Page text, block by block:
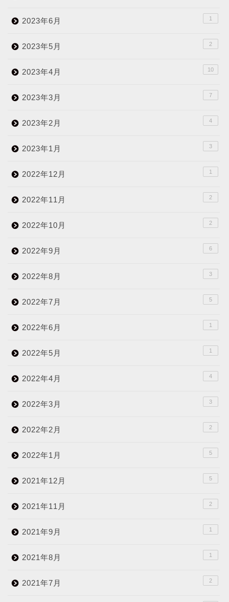
2023年6月 1
2023年5月 2
2023年4月 10
2023年3月 7
2023年2月 4
2023年1月 3
2022年12月 1
2022年11月 2
2022年10月 2
2022年9月 6
2022年8月 3
2022年7月 5
2022年6月 1
2022年5月 1
2022年4月 4
2022年3月 3
2022年2月 2
2022年1月 5
2021年12月 5
2021年11月 2
2021年9月 1
2021年8月 1
2021年7月 2